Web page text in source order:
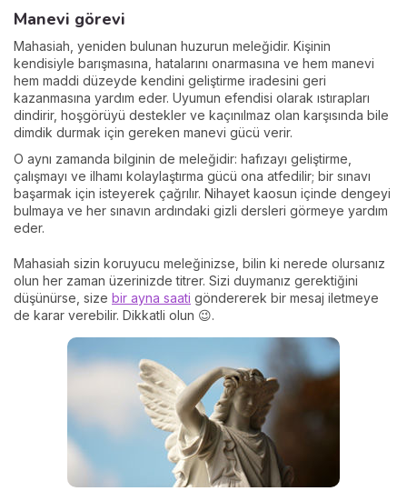
Manevi görevi
Mahasiah, yeniden bulunan huzurun meleğidir. Kişinin
kendisiyle barışmasına, hatalarını onarmasına ve hem manevi
hem maddi düzeyde kendini geliştirme iradesini geri
kazanmasına yardım eder. Uyumun efendisi olarak ıstırapları
dindirir, hoşgörüyü destekler ve kaçınılmaz olan karşısında bile
dimdik durmak için gereken manevi gücü verir.
O aynı zamanda bilginin de meleğidir: hafızayı geliştirme,
çalışmayı ve ilhamı kolaylaştırma gücü ona atfedilir; bir sınavı
başarmak için isteyerek çağrılır. Nihayet kaosun içinde dengeyi
bulmaya ve her sınavın ardındaki gizli dersleri görmeye yardım
eder.
Mahasiah sizin koruyucu meleğinizse, bilin ki nerede olursanız
olun her zaman üzerinizde titrer. Sizi duymanız gerektiğini
düşünürse, size bir ayna saati göndererek bir mesaj iletmeye
de karar verebilir. Dikkatli olun 😉.